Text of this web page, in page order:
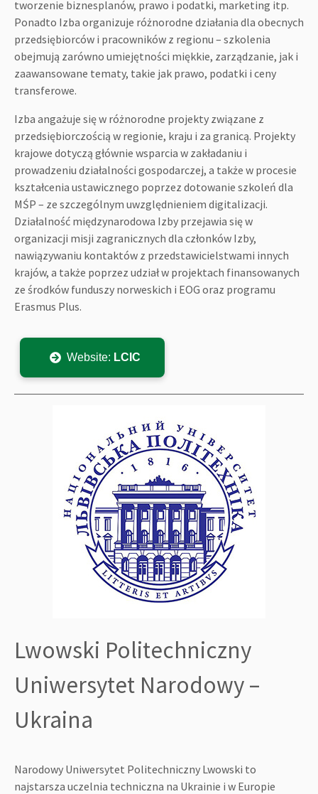
tworzenie biznesplanów, prawo i podatki, marketing itp.
Ponadto Izba organizuje różnorodne działania dla obecnych
przedsiębiorców i pracowników z regionu – szkolenia
obejmują zarówno umiejętności miękkie, zarządzanie, jak i
zaawansowane tematy, takie jak prawo, podatki i ceny
transferowe.
Izba angażuje się w różnorodne projekty związane z
przedsiębiorczością w regionie, kraju i za granicą. Projekty
krajowe dotyczą głównie wsparcia w zakładaniu i
prowadzeniu działalności gospodarczej, a także w procesie
kształcenia ustawicznego poprzez dotowanie szkoleń dla
MŚP – ze szczególnym uwzględnieniem digitalizacji.
Działalność międzynarodowa Izby przejawia się w
organizacji misji zagranicznych dla członków Izby,
nawiązywaniu kontaktów z przedstawicielstwami innych
krajów, a także poprzez udział w projektach finansowanych
ze środków funduszy norweskich i EOG oraz programu
Erasmus Plus.
Website: LCIC
Lwowski Politechniczny
Uniwersytet Narodowy –
Ukraina
Narodowy Uniwersytet Politechniczny Lwowski to
najstarsza uczelnia techniczna na Ukrainie i w Europie